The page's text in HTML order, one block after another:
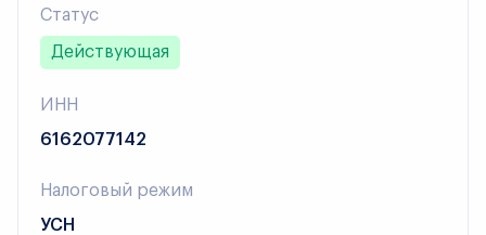
Статус
Действующая
ИНН
6162077142
Налоговый режим
УСН